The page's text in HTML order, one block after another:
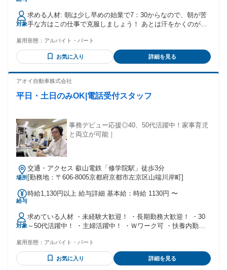
対象
求める人材: 朝は少し早めの始業で7：30からなので、朝が苦
手な方はこの仕事で克服しましょう！ あとは汗をかくのが嫌
女問わず活躍しています！
雇用形態： アルバイト・パート
お気に入り 詳細を見る
アオイ自動車株式会社
平日・土日のみOK|電話受付スタッフ
事務デビュー応援◎40、50代活躍中！家事育児
と両立が可能｜
場所
交通・アクセス 叡山電鉄「修学院駅」徒歩3分
[勤務地：〒606-8005京都府京都市左京区山端川岸町]
給与
時給1,130円以上 給与詳細 基本給：時給 1130円 〜
対象
求めている人材 ・未経験大歓迎！ ・長期勤務大歓迎！ ・30
～50代活躍中！ ・主婦活躍中！ ・Ｗワーク可 ・扶養内勤務
雇用形態： アルバイト・パート
お気に入り 詳細を見る